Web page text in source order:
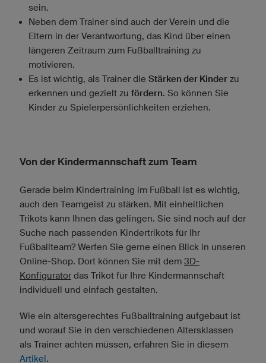
sein.
Neben dem Trainer sind auch der Verein und die
Eltern in der Verantwortung, das Kind über einen
längeren Zeitraum zum Fußballtraining zu
motivieren.
Es ist wichtig, als Trainer die Stärken der Kinder zu
erkennen und gezielt zu fördern. So können Sie
Kinder zu Spielerpersönlichkeiten erziehen.
Von der Kindermannschaft zum Team
Gerade beim Kindertraining im Fußball ist es wichtig,
auch den Teamgeist zu stärken. Mit einheitlichen
Trikots kann Ihnen das gelingen. Sie sind noch auf der
Suche nach passenden Kindertrikots für Ihr
Fußballteam? Werfen Sie gerne einen Blick in unseren
Online-Shop. Dort können Sie mit dem 3D-
Konfigurator das Trikot für Ihre Kindermannschaft
individuell und einfach gestalten.
Wie ein altersgerechtes Fußballtraining aufgebaut ist
und worauf Sie in den verschiedenen Altersklassen
als Trainer achten müssen, erfahren Sie in diesem
Artikel.